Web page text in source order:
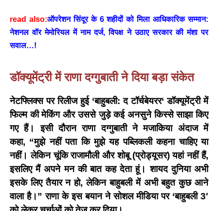
read also:ऑपरेशन सिंदूर के 6 शहीदों को मिला आधिकारिक सम्मान:
नेशनल वॉर मेमोरियल में नाम दर्ज, विपक्ष ने उठाए सरकार की मंशा पर
सवाल…!
डॉक्यूमेंट्री में राणा दग्गुबाती ने दिया बड़ा संकेत
नेटफ्लिक्स पर रिलीज हुई ‘बाहुबली: द टॉर्चबेयरर‘ डॉक्यूमेंट्री में
फिल्म की मेकिंग और उससे जुड़े कई अनसुने किस्से साझा किए
गए हैं। इसी दौरान राणा दग्गुबाती ने मजाकिया अंदाज में
कहा, “मुझे नहीं पता कि मुझे यह पब्लिकली कहना चाहिए या
नहीं। लेकिन चूंकि राजामौली और शोबू (प्रोड्यूसर) यहां नहीं हैं,
इसलिए मैं अपने मन की बात कह देता हूं। शायद दुनिया अभी
इसके लिए तैयार न हो,लेकिन बाहुबली में अभी बहुत कुछ आने
वाला है।”राणा के इस बयान ने सोशल मीडिया पर ‘बाहुबली3′